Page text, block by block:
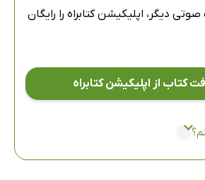
صوتی دیگر، اپلیکیشن کتابراه را رایگان
کتاب از اپلیکیشن کتابراه